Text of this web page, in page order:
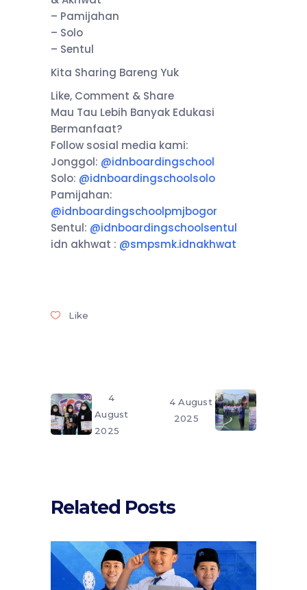
– Pamijahan
– Solo
– Sentul
Kita Sharing Bareng Yuk
Like, Comment & Share
Mau Tau Lebih Banyak Edukasi
Bermanfaat?
Follow sosial media kami:
Jonggol: @idnboardingschool
Solo: @idnboardingschoolsolo
Pamijahan:
@idnboardingschoolpmjbogor
Sentul: @idnboardingschoolsentul
idn akhwat : @smpsmk.idnakhwat
Like
4
August
2025
4 August
2025
Related Posts